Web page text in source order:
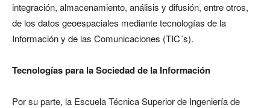
integración, almacenamiento, análisis y difusión, entre otros,
de los datos geoespaciales mediante tecnologías de la
Información y de las Comunicaciones (TIC´s).
Tecnologías para la Sociedad de la Información
Por su parte, la Escuela Técnica Superior de Ingeniería de